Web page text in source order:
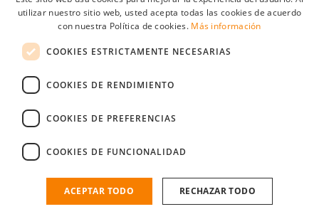
Acceso empresas
Contraseña
Recordarme
Conectarse
Registro gratuito empresas
Encuentre al candidato perfecto a tan sólo un par de clicks
utilizar nuestro sitio web, usted acepta todas las cookies de acuerdo
con nuestra Política de cookies. Más información
COOKIES ESTRICTAMENTE NECESARIAS
COOKIES DE RENDIMIENTO
COOKIES DE PREFERENCIAS
COOKIES DE FUNCIONALIDAD
ACEPTAR TODO RECHAZAR TODO